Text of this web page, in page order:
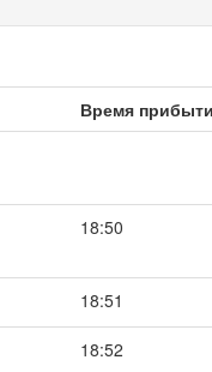
Время
18:50
18:51
18:52